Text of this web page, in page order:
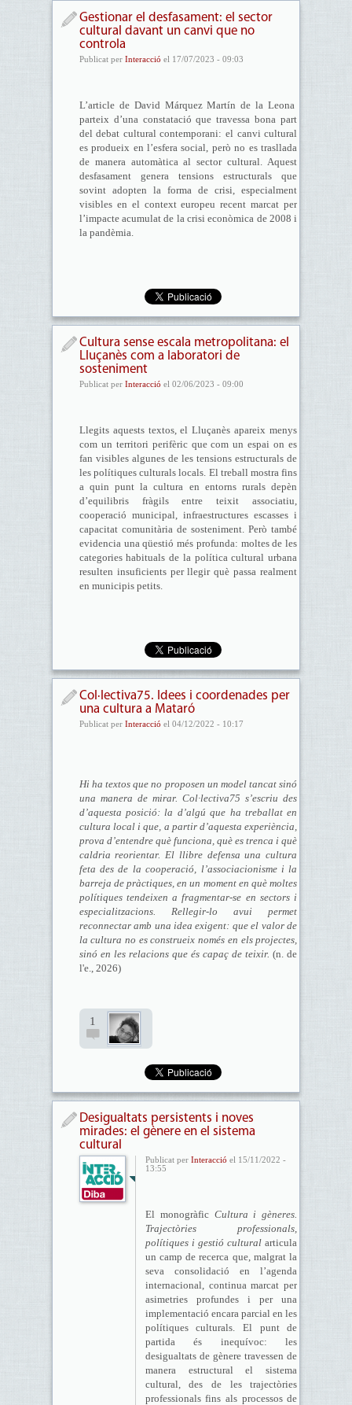
Gestionar el desfasament: el sector
cultural davant un canvi que no
controla
Publicat per Interacció el 17/07/2023 - 09:03
L’article de David Márquez Martín de la Leona
parteix d’una constatació que travessa bona part
del debat cultural contemporani: el canvi cultural
es produeix en l’esfera social, però no es trasllada
de manera automàtica al sector cultural. Aquest
desfasament genera tensions estructurals que
sovint adopten la forma de crisi, especialment
visibles en el context europeu recent marcat per
l’impacte acumulat de la crisi econòmica de 2008 i
la pandèmia.
Cultura sense escala metropolitana: el
Lluçanès com a laboratori de
sosteniment
Publicat per Interacció el 02/06/2023 - 09:00
Llegits aquests textos, el Lluçanès apareix menys
com un territori perifèric que com un espai on es
fan visibles algunes de les tensions estructurals de
les polítiques culturals locals. El treball mostra fins
a quin punt la cultura en entorns rurals depèn
d’equilibris fràgils entre teixit associatiu,
cooperació municipal, infraestructures escasses i
capacitat comunitària de sosteniment. Però també
evidencia una qüestió més profunda: moltes de les
categories habituals de la política cultural urbana
resulten insuficients per llegir què passa realment
en municipis petits.
Col·lectiva75. Idees i coordenades per
una cultura a Mataró
Publicat per Interacció el 04/12/2022 - 10:17
Hi ha textos que no proposen un model tancat sinó
una manera de mirar. Col·lectiva75 s’escriu des
d’aquesta posició: la d’algú que ha treballat en
cultura local i que, a partir d’aquesta experiència,
prova d’entendre què funciona, què es trenca i què
caldria reorientar. El llibre defensa una cultura
feta des de la cooperació, l’associacionisme i la
barreja de pràctiques, en un moment en què moltes
polítiques tendeixen a fragmentar-se en sectors i
especialitzacions. Rellegir-lo avui permet
reconnectar amb una idea exigent: que el valor de
la cultura no es construeix només en els projectes,
sinó en les relacions que és capaç de teixir.(n. de
l'e., 2026)
1
Desigualtats persistents i noves
mirades: el gènere en el sistema
cultural
Publicat per Interacció el 15/11/2022 -
13:55
El monogràfic Cultura i gèneres.
Trajectòries professionals,
polítiques i gestió cultural articula
un camp de recerca que, malgrat la
seva consolidació en l’agenda
internacional, continua marcat per
asimetries profundes i per una
implementació encara parcial en les
polítiques culturals. El punt de
partida és inequívoc: les
desigualtats de gènere travessen de
manera estructural el sistema
cultural, des de les trajectòries
professionals fins als processos de